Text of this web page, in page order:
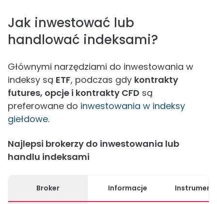
Jak inwestować lub
handlować indeksami?
Głównymi narzędziami do inwestowania w
indeksy są ETF, podczas gdy kontrakty
futures, opcje i kontrakty CFD są
preferowane do inwestowania w indeksy
giełdowe.
Najlepsi brokerzy do inwestowania lub
handlu indeksami
Broker Informacje